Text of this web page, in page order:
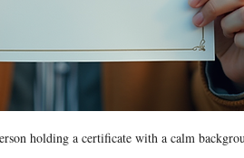
holding a certificate with a calm